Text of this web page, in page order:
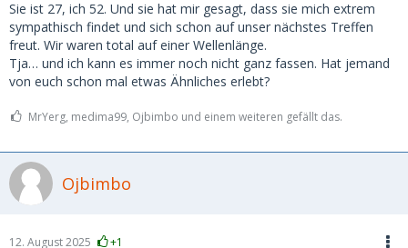
Sie ist 27, ich 52. Und sie hat mir gesagt, dass sie mich extrem
sympathisch findet und sich schon auf unser nächstes Treffen
freut. Wir waren total auf einer Wellenlänge.
Tja… und ich kann es immer noch nicht ganz fassen. Hat jemand
von euch schon mal etwas Ähnliches erlebt?
MrYerg, medima99, Ojbimbo und einem weiteren gefällt das.
Ojbimbo
12. August 2025 +1